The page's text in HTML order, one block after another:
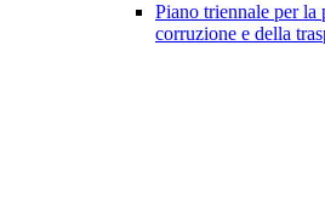
Piano triennale per la
corruzione e della